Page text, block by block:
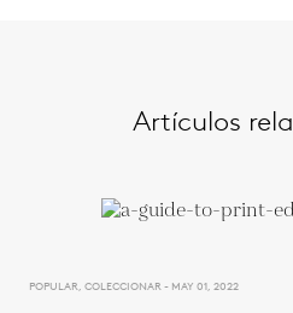
Artículos
POPULAR, COLECCIONAR - MAY 01, 2022